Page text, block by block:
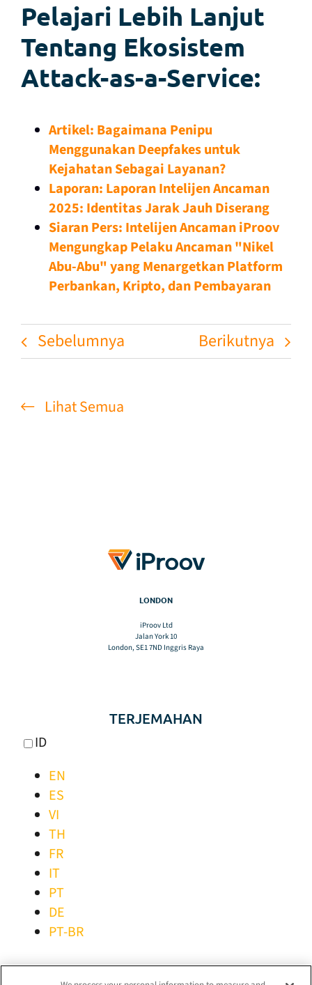
Pelajari Lebih Lanjut
Tentang Ekosistem
Attack-as-a-Service:
Artikel: Bagaimana Penipu
Menggunakan Deepfakes untuk
Kejahatan Sebagai Layanan?
Laporan: Laporan Intelijen Ancaman
2025: Identitas Jarak Jauh Diserang
Siaran Pers: Intelijen Ancaman iProov
Mengungkap Pelaku Ancaman "Nikel
Abu-Abu" yang Menargetkan Platform
Perbankan, Kripto, dan Pembayaran
Sebelumnya Berikutnya
Lihat Semua
LONDON
iProov Ltd
Jalan York 10
London, SE1 7ND Inggris Raya
TERJEMAHAN
ID
EN
ES
VI
TH
FR
IT
PT
DE
PT-BR
TETAP TERHUBUNG!